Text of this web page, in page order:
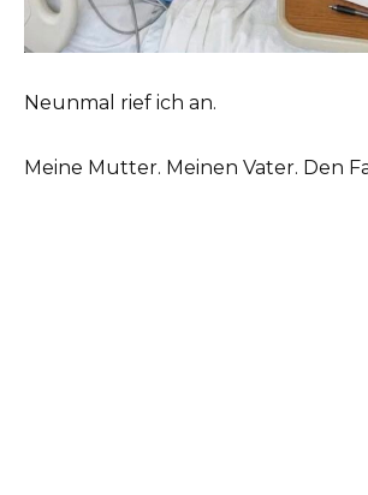
Neunmal rief ich an.
Meine Mutter. Meinen Vater. Den